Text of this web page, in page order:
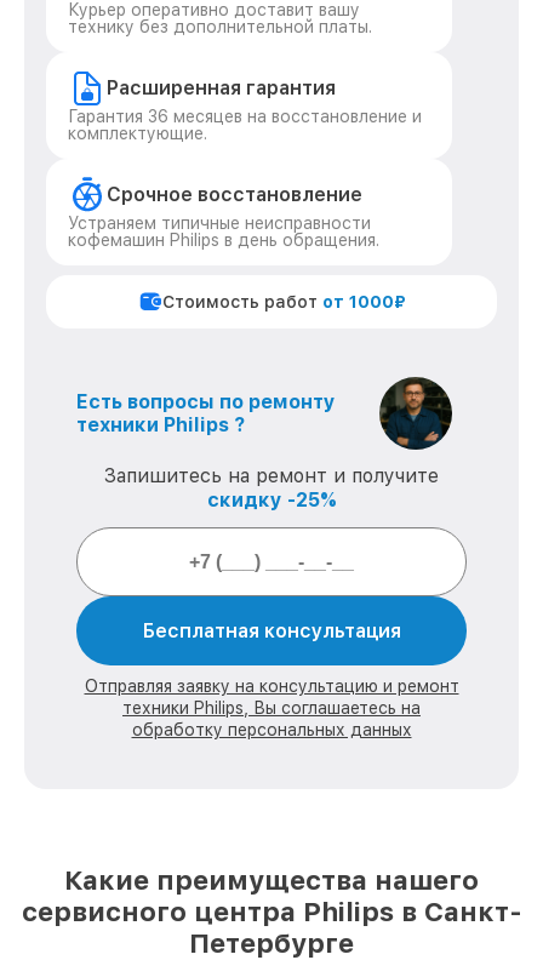
Курьер оперативно доставит вашу
технику без дополнительной платы.
Расширенная гарантия
Гарантия 36 месяцев на восстановление и
комплектующие.
Срочное восстановление
Устраняем типичные неисправности
кофемашин Philips в день обращения.
Стоимость работ от 1000₽
Есть вопросы по ремонту
техники Philips ?
Запишитесь на ремонт и получите
скидку -25%
Бесплатная консультация
Отправляя заявку на консультацию и ремонт
техники Philips, Вы соглашаетесь на
обработку персональных данных
Какие преимущества нашего
сервисного центра Philips в Санкт-
Петербурге